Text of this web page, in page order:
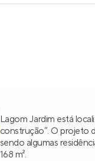
Lagom Jardim está
construção”. O projeto
sendo algumas
168 m².